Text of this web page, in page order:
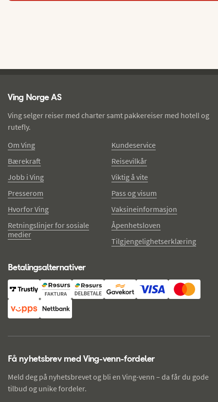
Ving Norge AS
Ving selger reiser med charter samt pakkereiser med hotell og
rutefly.
Om Ving
Bærekraft
Jobb i Ving
Presserom
Hvorfor Ving
Retningslinjer for sosiale
medier
Kundeservice
Reisevilkår
Viktig å vite
Pass og visum
Vaksineinformasjon
Åpenhetsloven
Tilgjengelighetserklæring
Betalingsalternativer
Få nyhetsbrev med Ving-venn-fordeler
Meld deg på nyhetsbrevet og bli en Ving-venn – da får du gode
tilbud og unike fordeler.